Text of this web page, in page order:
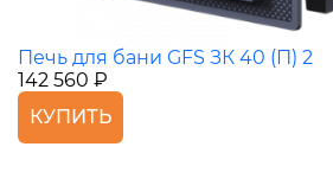
Печь для бани GFS ЗК 40 (П) 2
142 560 ₽
КУПИТЬ